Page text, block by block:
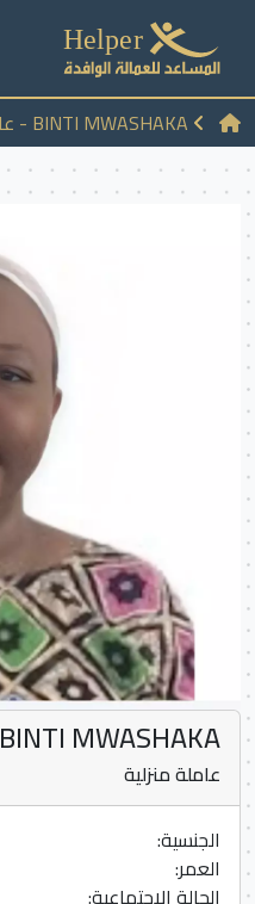
BINTI MWASHAKA - عاملة منزلية
BINTI MWASHAKA
عاملة منزلية
الجنسية:
العمر:
الحالة الاجتماعية: